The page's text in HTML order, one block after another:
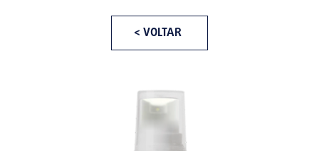
< VOLTAR